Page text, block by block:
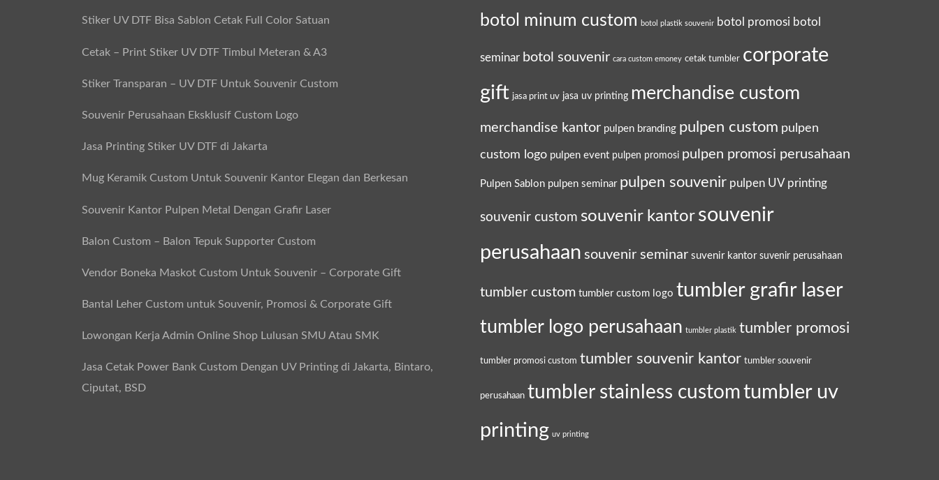
Stiker UV DTF Bisa Sablon Cetak Full Color Satuan
Cetak – Print Stiker UV DTF Timbul Meteran & A3
Stiker Transparan – UV DTF Untuk Souvenir Custom
Souvenir Perusahaan Eksklusif Custom Logo
Jasa Printing Stiker UV DTF di Jakarta
Mug Keramik Custom Untuk Souvenir Kantor Elegan dan Berkesan
Souvenir Kantor Pulpen Metal Dengan Grafir Laser
Balon Custom – Balon Tepuk Supporter Custom
Vendor Boneka Maskot Custom Untuk Souvenir – Corporate Gift
Bantal Leher Custom untuk Souvenir, Promosi & Corporate Gift
Lowongan Kerja Admin Online Shop Lulusan SMU Atau SMK
Jasa Cetak Power Bank Custom Dengan UV Printing di Jakarta, Bintaro,
Ciputat, BSD
botol minum custom botol plastik souvenir botol promosi botol
seminar botol souvenir cara custom emoney cetak tumbler corporate
gift jasa print uv jasa uv printing merchandise custom
merchandise kantor pulpen branding pulpen custom pulpen
custom logo pulpen event pulpen promosi pulpen promosi perusahaan
Pulpen Sablon pulpen seminar pulpen souvenir pulpen UV printing
souvenir custom souvenir kantor souvenir
perusahaan souvenir seminar suvenir kantor suvenir perusahaan
tumbler custom tumbler custom logo tumbler grafir laser
tumbler logo perusahaan tumbler plastik tumbler promosi
tumbler promosi custom tumbler souvenir kantor tumbler souvenir
perusahaan tumbler stainless customtumbler uv
printing uv printing